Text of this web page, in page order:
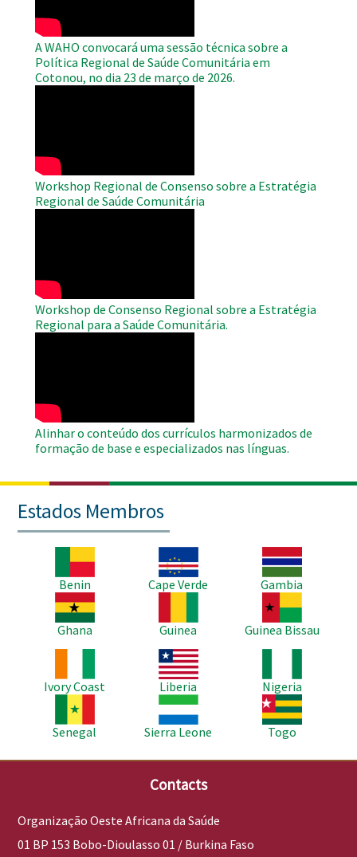
A WAHO convocará uma sessão técnica sobre a
Política Regional de Saúde Comunitária em
Cotonou, no dia 23 de março de 2026.
Workshop Regional de Consenso sobre a Estratégia
Regional de Saúde Comunitária
Workshop de Consenso Regional sobre a Estratégia
Regional para a Saúde Comunitária.
Alinhar o conteúdo dos currículos harmonizados de
formação de base e especializados nas línguas.
Estados Membros
Benin
Imagem
Cape Verde
Imagem
Gambia
Imagem
Ghana
Guinea
Imagem
Guinea Bissau
Ivory Coast
Imagem
Liberia
Nigeria
Imagem
Senegal
Imagem
Sierra Leone
Imagem
Togo
Contacts
Organização Oeste Africana da Saúde
01 BP 153 Bobo-Dioulasso 01 / Burkina Faso